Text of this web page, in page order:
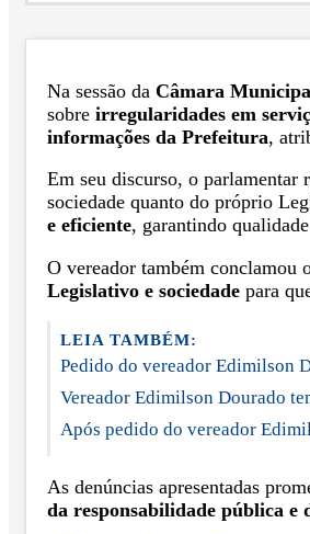
Na sessão da Câmara
sobre irregularidades em
informações da Prefeitura,
Em seu discurso, o parlamentar
sociedade quanto do próprio
e eficiente, garantindo
O vereador também conclamou
Legislativo e sociedade para
LEIA TAMBÉM:
Pedido do vereador Edimilson
Vereador Edimilson Dourado
Após pedido do vereador
As denúncias apresentadas
da responsabilidade pública e